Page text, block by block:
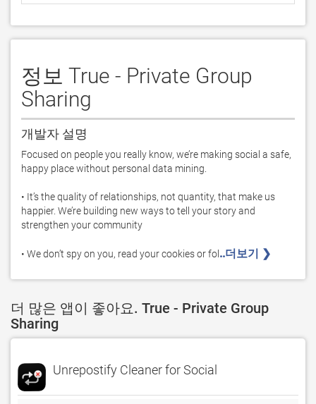
정보 True - Private Group
Sharing
개발자 설명
Focused on people you really know, we’re making social a safe,
happy place without personal data mining.
• It’s the quality of relationships, not quantity, that make us
happier. We’re building new ways to tell your story and
strengthen your community
• We don’t spy on you, read your cookies or fol ..더보기 ❯
더 많은 앱이 좋아요. True - Private Group
Sharing
Unrepostify Cleaner for Social